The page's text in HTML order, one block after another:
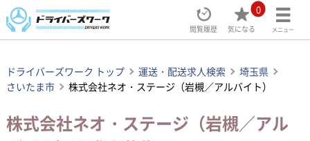
閲覧履歴
0
気になる メニュー
ドライバーズワーク トップ 運送・配送求人検索
埼玉県
さいたま市
株式会社ネオ・ステージ（岩槻／アルバイト）
株式会社ネオ・ステージ（岩槻／アル